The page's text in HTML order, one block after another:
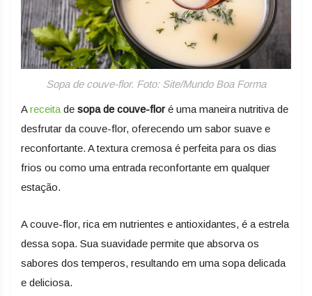
Sopa de couve-flor. Foto: Site/Mundo Boa Forma
Areceita de sopa de couve-floré uma maneira nutritiva de
desfrutar da couve-flor, oferecendo um sabor suave e
reconfortante. A textura cremosa é perfeita para os dias
frios ou como uma entrada reconfortante em qualquer
estação.
A couve-flor, rica em nutrientes e antioxidantes, é a estrela
dessa sopa. Sua suavidade permite que absorva os
sabores dos temperos, resultando em uma sopa delicada
e deliciosa.